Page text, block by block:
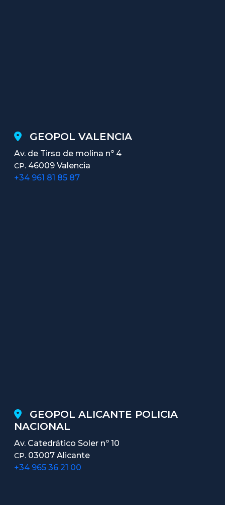
GEOPOL VALENCIA
Av. de Tirso de molina nº 4
CP. 46009 Valencia
+34 961 81 85 87
GEOPOL ALICANTE POLICIA
NACIONAL
Av. Catedrático Soler nº 10
CP. 03007 Alicante
+34 965 36 21 00